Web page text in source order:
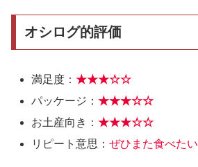
オシログ的評価
満足度：★★★☆☆
パッケージ：★★★☆☆
お土産向き：★★★☆☆
リピート意思：ぜひまた食べたい